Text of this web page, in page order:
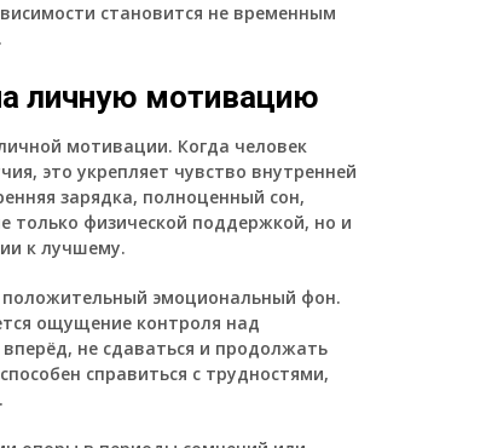
становится не временным
личную мотивацию
мотивации. Когда человек
это укрепляет чувство внутренней
зарядка, полноценный сон,
только физической поддержкой, но и
к лучшему.
эмоциональный фон.
ощущение контроля над
не сдаваться и продолжать
справиться с трудностями,